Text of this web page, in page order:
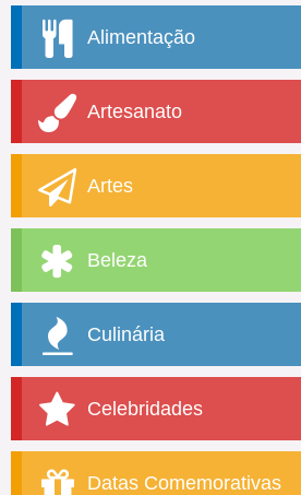
Alimentação
Artesanato
Artes
Beleza
Culinária
Celebridades
Datas Comemorativas